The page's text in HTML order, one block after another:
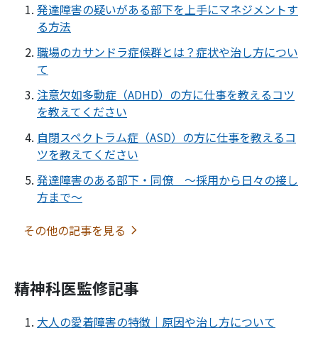
発達障害の疑いがある部下を上手にマネジメントす
る方法
職場のカサンドラ症候群とは？症状や治し方につい
て
注意欠如多動症（ADHD）の方に仕事を教えるコツ
を教えてください
自閉スペクトラム症（ASD）の方に仕事を教えるコ
ツを教えてください
発達障害のある部下・同僚 ～採用から日々の接し
方まで～
その他の記事を見る
精神科医監修記事
大人の愛着障害の特徴｜原因や治し方について